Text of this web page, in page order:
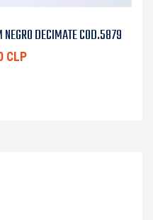
DECIMATE COD.5879
CLP